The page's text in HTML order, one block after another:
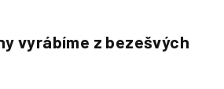
vyrábíme z bezešvých